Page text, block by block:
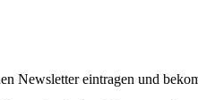
Newsletter eintragen und